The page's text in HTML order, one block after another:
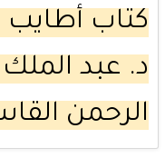
كتاب أطايب
د. عبد
الرحمن